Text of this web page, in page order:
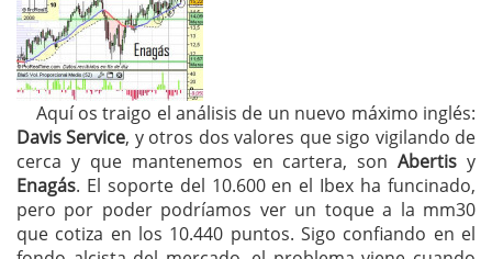
Aquí os traigo el análisis de un nuevo máximo inglés:
Davis Service, y otros dos valores que sigo vigilando de
cerca y que mantenemos en cartera, sonAbertis y
Enagás. El soporte del 10.600 en el Ibex ha funcinado,
pero por poder podríamos ver un toque a la mm30
que cotiza en los 10.440 puntos. Sigo confiando en el